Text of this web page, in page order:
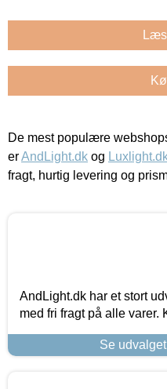
De mest populære
erAndLight.dk og
fragt, hurtig levering og
AndLight.dk har et stort
med fri fragt på alle varer.
Se